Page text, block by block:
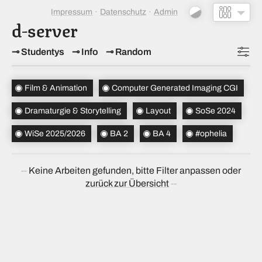
d-server
Studentys Info Random
Impressum Datenschutz Admin
Topics(4)
Studiensemester (2)
Bachelorsemester (2)
Sortierung(↝ zufällig)
Film & Animation Computer Generated Imaging CGI
Dramaturgie & Storytelling Layout SoSe 2024
WiSe 2025/2026 BA 2 BA 4 #ophelia
Keine Arbeiten gefunden, bitte Filter anpassen oder
zurück zur Übersicht